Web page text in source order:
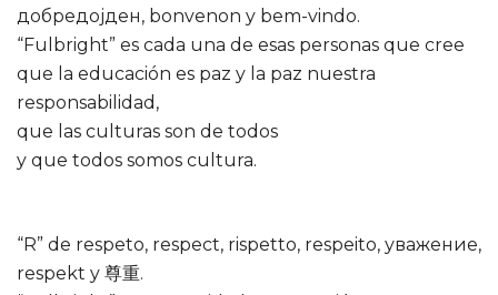
добредојден, bonvenon y bem-vindo.
“Fulbright” es cada una de esas personas que cree
que la educación es paz y la paz nuestra
responsabilidad,
que las culturas son de todos
y que todos somos cultura.
“R” de respeto, respect, rispetto, respeito, уважение,
respekt y 尊重.